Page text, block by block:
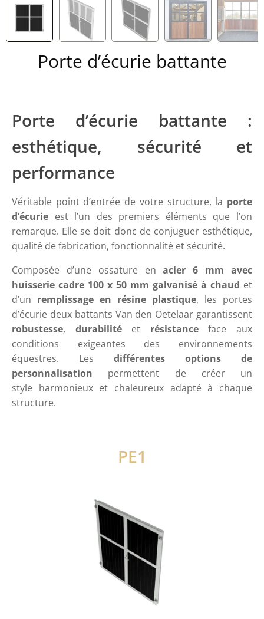
Porte d’écurie battante
Porte d’écurie battante :
esthétique, sécurité et
performance
Véritable point d’entrée de votre structure, la porte
d’écurie est l’un des premiers éléments que l’on
remarque. Elle se doit donc de conjuguer esthétique,
qualité de fabrication, fonctionnalité et sécurité.
Composée d’une ossature enacier 6 mm avec
huisserie cadre 100 x 50 mm galvanisé à chaud et
d’un remplissage en résine plastique, les portes
d’écurie deux battants Van den Oetelaar garantissent
robustesse, durabilitéet résistanceface aux
conditions exigeantes des environnements
équestres. Les différentes options de
personnalisation permettent de créer un
style harmonieux et chaleureux adapté à chaque
structure.
PE1